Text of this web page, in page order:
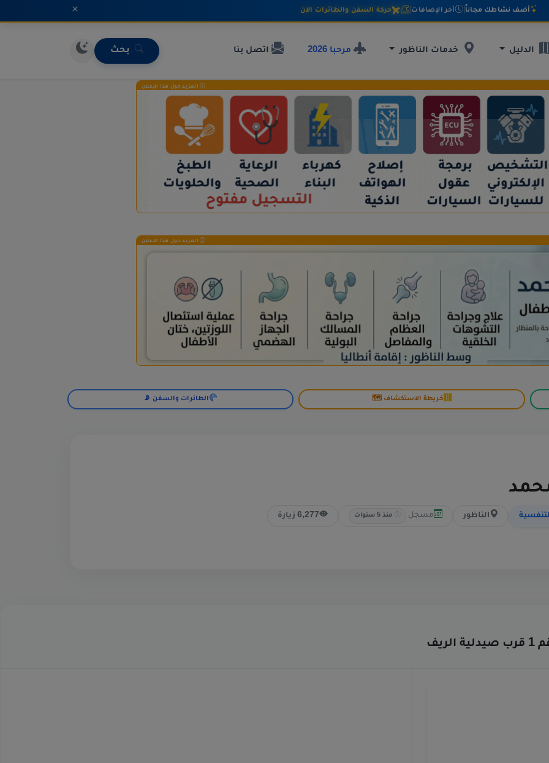
أضف نشاطك مجاناً | آخر الإضافات | حركة السفن والطائرات الآن ×
الدليل خدمات الناظور مرحبا 2026 اتصل بنا بحث
المزيد حول هذا الإعلان
المزيد حول هذا الإعلان
خريطة الاستكشاف 🗺️ الطائرات والسفن 📡
الناظور مسجل منذ 5 سنوات 6,277 زيارة